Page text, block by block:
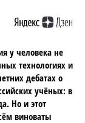
у человека не
технологиях и
дебатах о
учёных: в
Но и этот
виноваты